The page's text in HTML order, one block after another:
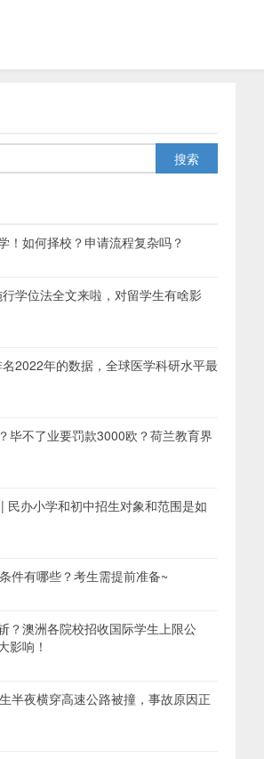
！如何择校？申请流程复杂吗？
学位法全文来啦，对留学生有啥影
2022年的数据，全球医学科研水平最
毕不了业要罚款3000欧？荷兰教育界
民办小学和初中招生对象和范围是如
件有哪些？考生需提前准备~
？澳洲各院校招收国际学生上限公
影响！
半夜横穿高速公路被撞，事故原因正